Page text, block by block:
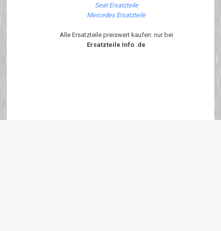
Seat Ersatzteile
Mercedes Ersatzteile
Alle Ersatzteile preiswert kaufen: nur bei
Ersatzteile Info .de